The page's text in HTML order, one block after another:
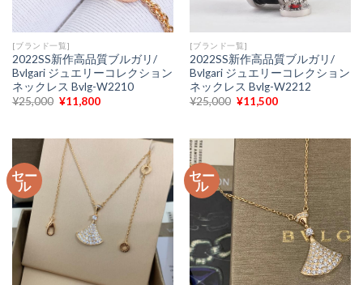
[ブランド一覧]
2022SS新作高品質ブルガリ/
Bvlgari ジュエリーコレクション
ネックレス Bvlg-W2210
¥25,000 元
は
¥25,000
で
し
た。
¥11,800現
格
¥11,800
す。
[ブランド一覧]
2022SS新作高品質ブルガリ/
Bvlgari ジュエリーコレクション
ネックレス Bvlg-W2212
¥25,000 元
は
¥25,000
で
し
た。
¥11,500現
格
は
¥11,500
で
す。
セー
ル
セー
ル